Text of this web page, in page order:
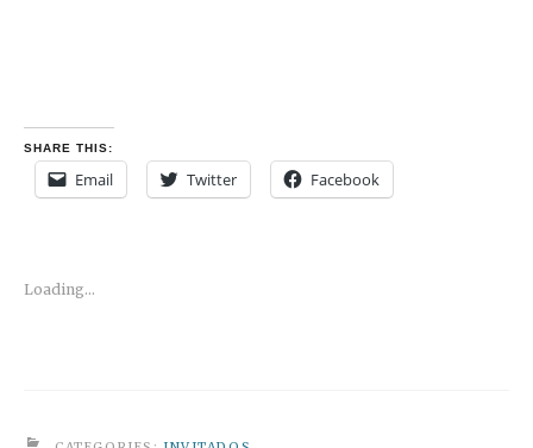
SHARE THIS:
Email Twitter Facebook
Loading...